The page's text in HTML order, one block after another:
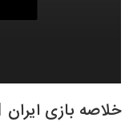
خلاصه بازی ایران 1(2) - تاجیکستان 1(4)